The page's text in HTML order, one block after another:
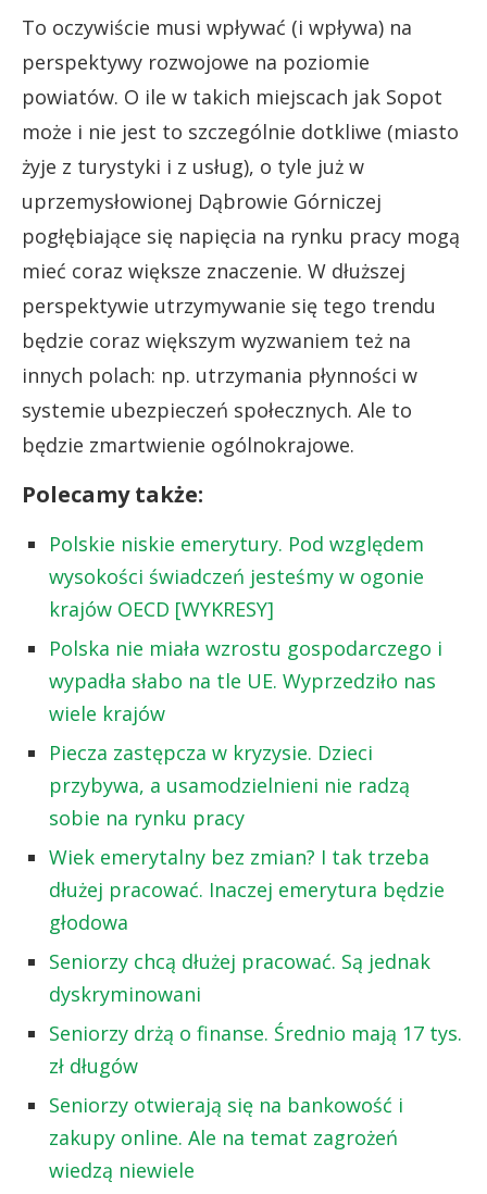
To oczywiście musi wpływać (i wpływa) na
perspektywy rozwojowe na poziomie
powiatów. O ile w takich miejscach jak Sopot
może i nie jest to szczególnie dotkliwe (miasto
żyje z turystyki i z usług), o tyle już w
uprzemysłowionej Dąbrowie Górniczej
pogłębiające się napięcia na rynku pracy mogą
mieć coraz większe znaczenie. W dłuższej
perspektywie utrzymywanie się tego trendu
będzie coraz większym wyzwaniem też na
innych polach: np. utrzymania płynności w
systemie ubezpieczeń społecznych. Ale to
będzie zmartwienie ogólnokrajowe.
Polecamy także:
Polskie niskie emerytury. Pod względem
wysokości świadczeń jesteśmy w ogonie
krajów OECD [WYKRESY]
Polska nie miała wzrostu gospodarczego i
wypadła słabo na tle UE. Wyprzedziło nas
wiele krajów
Piecza zastępcza w kryzysie. Dzieci
przybywa, a usamodzielnieni nie radzą
sobie na rynku pracy
Wiek emerytalny bez zmian? I tak trzeba
dłużej pracować. Inaczej emerytura będzie
głodowa
Seniorzy chcą dłużej pracować. Są jednak
dyskryminowani
Seniorzy drżą o finanse. Średnio mają 17 tys.
zł długów
Seniorzy otwierają się na bankowość i
zakupy online. Ale na temat zagrożeń
wiedzą niewiele